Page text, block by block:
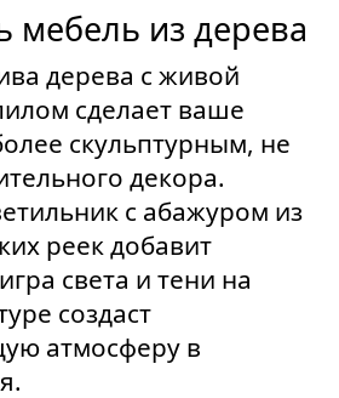
мебель из дерева
дерева с живой
сделает ваше
скульптурным, не
декора.
с абажуром из
реек добавит
света и тени на
создаст
атмосферу в